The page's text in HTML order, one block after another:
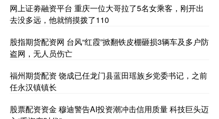
网上证劵融资平台 重庆一位大哥拉了5名女乘客，刚开出
去没多远，他就悄摸拨了110
股指期货配资网 台风“红霞”掀翻铁皮棚砸损3辆车及多户防
盗网，无人员伤亡
福州期货配资 饶成已任龙门县蓝田瑶族乡党委书记，之前
任永汉镇镇长
股票配资资金 穆迪警告AI投资潮冲击信用质量 科技巨头迈